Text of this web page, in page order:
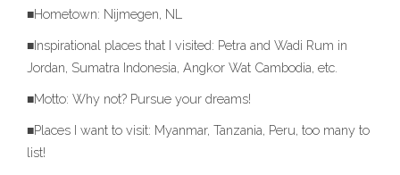
■Hometown: Nijmegen, NL
■Inspirational places that I visited: Petra and Wadi Rum in
Jordan, Sumatra Indonesia, Angkor Wat Cambodia, etc.
■Motto: Why not? Pursue your dreams!
■Places I want to visit: Myanmar, Tanzania, Peru, too many to
list!